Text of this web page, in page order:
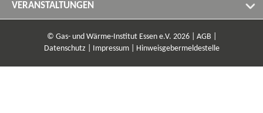
VERANSTALTUNGEN
© Gas- und Wärme-Institut Essen e.V. 2026 |
AGB |
Datenschutz |
Impressum | Hinweisgebermeldestelle